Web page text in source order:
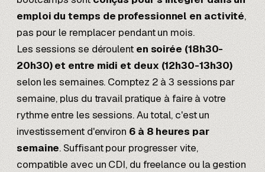
emploi du temps de professionnel en activité,
pas pour le remplacer pendant un mois.
Les sessions se déroulent en soirée (18h30-
20h30) et entre midi et deux (12h30-13h30)
selon les semaines. Comptez 2 à 3 sessions par
semaine, plus du travail pratique à faire à votre
rythme entre les sessions. Au total, c'est un
investissement d'environ6 à 8 heures par
semaine. Suffisant pour progresser vite,
compatible avec un CDI, du freelance ou la gestion